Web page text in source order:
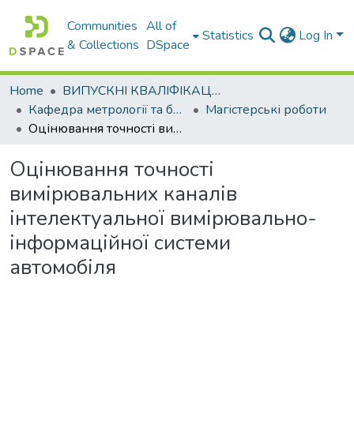
Communities
& Collections
All of
DSpace
Statistics Log In
Home
ВИПУСКНІ КВАЛІФІКАЦІЙНІ РОБОТИ
Кафедра метрології та безпеки життєдіяльності
Магістерські роботи
Оцінювання точності вимірювальних каналів інтелектуальної вимірювально-інформаційної системи автомобіля
Оцінювання точності
вимірювальних каналів
інтелектуальної вимірювально-
інформаційної системи
автомобіля